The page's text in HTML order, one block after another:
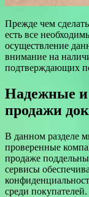
Прежде чем
есть все
осуществление
внимание на
подтверждающих
Надежные и
продажи
В данном разделе
проверенные
продаже
сервисы
среди покупателей.